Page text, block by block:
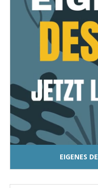
EIGENES